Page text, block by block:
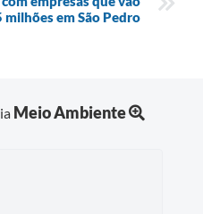
em São Pedro
Meio Ambiente